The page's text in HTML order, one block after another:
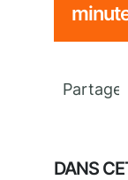
Partager
DANS